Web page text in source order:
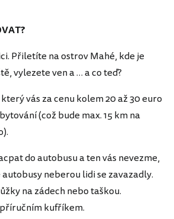
Přiletíte na ostrov Mahé, kde je
vylezete ven a … a co teď?
vás za cenu kolem 20 až 30 euro
(což bude max. 15 km na
do autobusu a ten vás nevezme,
neberou lidi se zavazadly.
na zádech nebo taškou.
kufříkem.